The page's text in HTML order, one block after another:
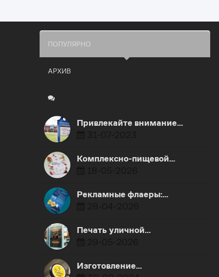
ПОПУЛЯРНО
АРХИВ
Привлекайте внимание…
Комплексно-пищевой…
Рекламные флаеры:…
Печать уличной…
Изготовление…